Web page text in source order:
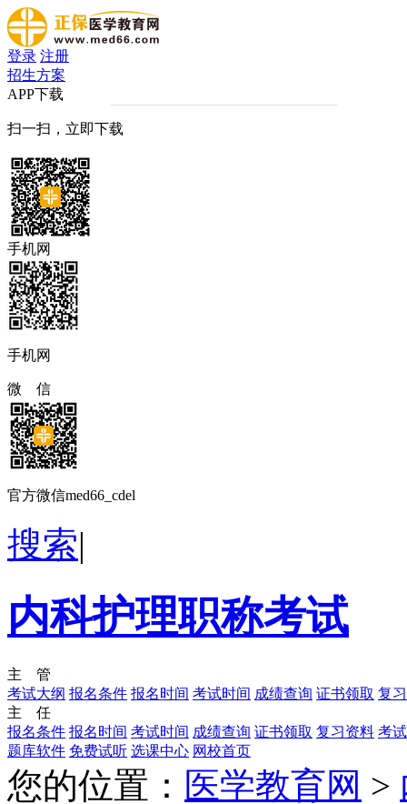
登录 注册
招生方案
APP下载
扫一扫，立即下载
手机网
手机网
微 信
官方微信med66_cdel
搜索|
内科护理职称考试
主 管
考试大纲 报名条件 报名时间 考试时间 成绩查询 证书领取 复
主 任
报名条件 报名时间 考试时间 成绩查询 证书领取 复习资料 考
题库软件 免费试听 选课中心 网校首页
您的位置： 医学教育网 >